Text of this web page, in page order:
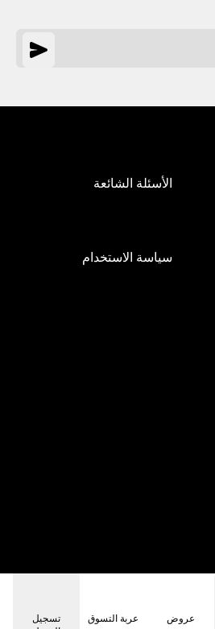
الأسئلة الشائعة
سياسة الاستخدام
الحقوق محفوظة
عروض عربة التسوق
تسجيل